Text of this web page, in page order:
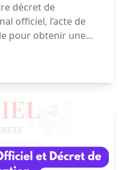
décret de
officiel, l’acte de
pour obtenir une
ce guide quand et